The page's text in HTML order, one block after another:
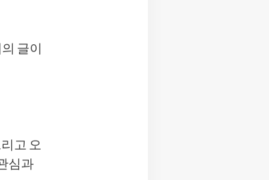
글이
고 오
심과